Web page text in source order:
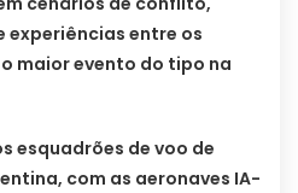
experiências entre os
maior evento do tipo na
esquadrões de voo de
com as aeronaves IA-